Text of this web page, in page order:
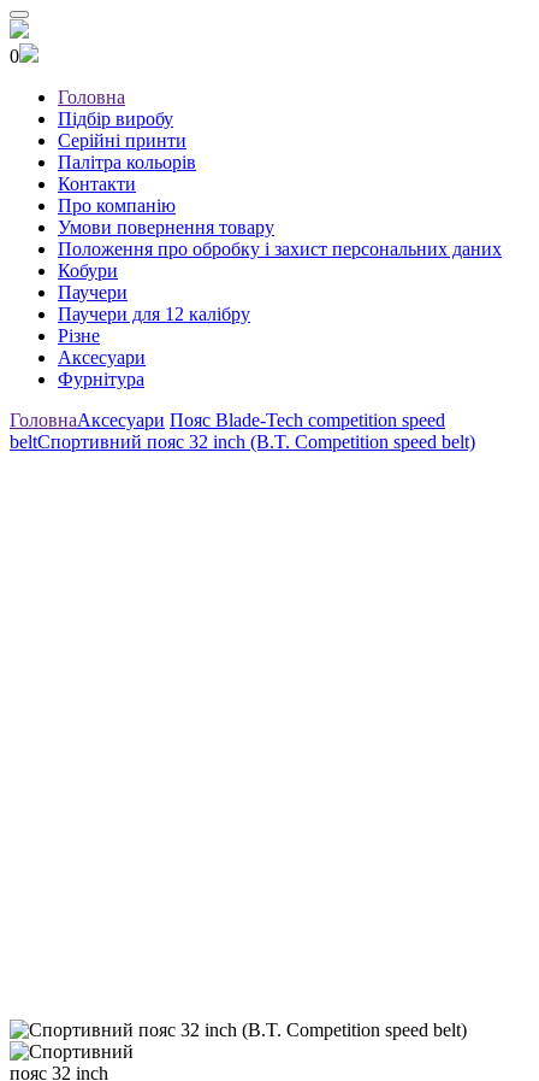
0
Головна
Підбір виробу
Серійні принти
Палітра кольорів
Контакти
Про компанію
Умови повернення товару
Положення про обробку і захист персональних даних
Кобури
Паучери
Паучери для 12 калібру
Різне
Аксесуари
Фурнітура
ГоловнаАксесуари Пояс Blade-Tech competition speed
beltСпортивний пояс 32 inch (B.T. Competition speed belt)